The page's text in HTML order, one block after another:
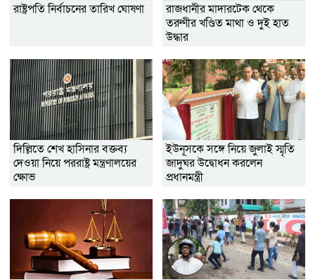
রাষ্ট্রপতি নির্বাচনের তারিখ ঘোষণা
রাজধানীর মাদারটেক থেকে
তরুণীর খণ্ডিত মাথা ও দুই হাত
উদ্ধার
দিল্লিতে শেখ হাসিনার বক্তব্য
দেওয়া নিয়ে পররাষ্ট্র মন্ত্রণালয়ের
ক্ষোভ
ইউনূসকে সঙ্গে নিয়ে জুলাই স্মৃতি
জাদুঘর উদ্বোধন করলেন
প্রধানমন্ত্রী